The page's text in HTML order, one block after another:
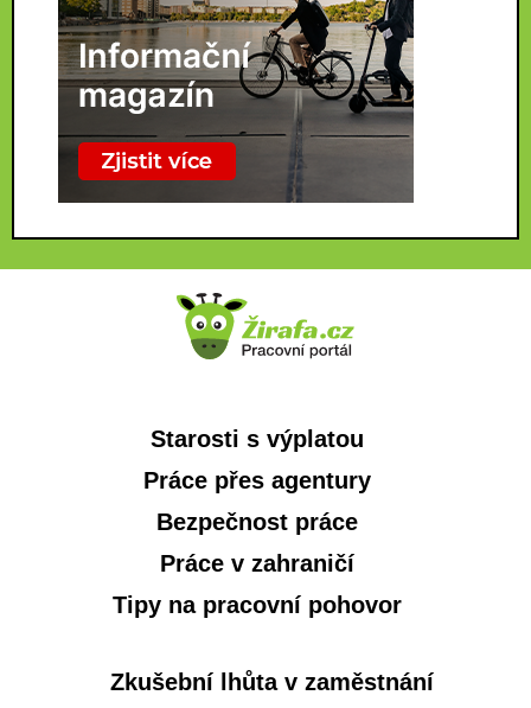
Starosti s výplatou
Práce přes agentury
Bezpečnost práce
Práce v zahraničí
Tipy na pracovní pohovor
Zkušební lhůta v zaměstnání